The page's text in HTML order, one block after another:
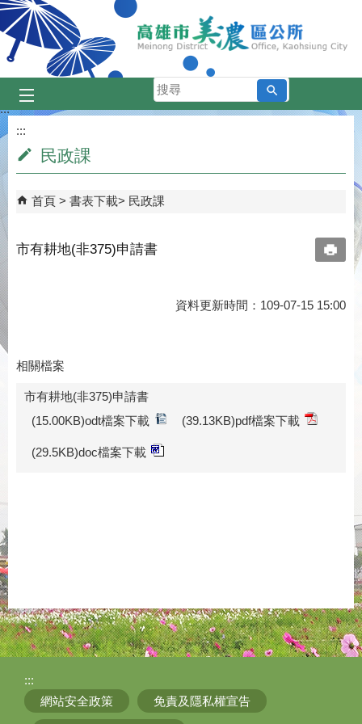
跳到主要內容區塊
搜
尋
:::
:::
民政課
首頁 書表下載 民政課
市有耕地(非375)申請書
資料更新時間：109-07-15 15:00
相關檔案
市有耕地(非375)申請書
(15.00KB)odt檔案下載
(39.13KB)pdf檔案下載
(29.5KB)doc檔案下載
:::
網站安全政策
免責及隱私權宣告